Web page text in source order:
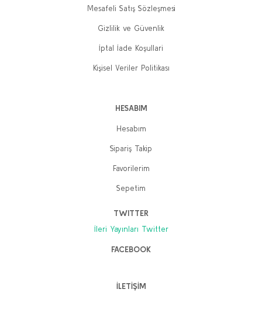
Mesafeli Satış Sözleşmesi
Gizlilik ve Güvenlik
İptal İade Koşullari
Kişisel Veriler Politikası
HESABIM
Hesabım
Sipariş Takip
Favorilerim
Sepetim
TWITTER
İleri Yayınları Twitter
FACEBOOK
İLETİŞİM